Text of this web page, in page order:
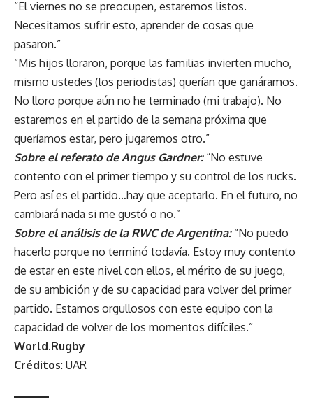
“El viernes no se preocupen, estaremos listos.
Necesitamos sufrir esto, aprender de cosas que
pasaron.”
“Mis hijos lloraron, porque las familias invierten mucho,
mismo ustedes (los periodistas) querían que ganáramos.
No lloro porque aún no he terminado (mi trabajo). No
estaremos en el partido de la semana próxima que
queríamos estar, pero jugaremos otro.”
Sobre el referato de Angus Gardner: “No estuve
contento con el primer tiempo y su control de los rucks.
Pero así es el partido…hay que aceptarlo. En el futuro, no
cambiará nada si me gustó o no.”
Sobre el análisis de la RWC de Argentina: “No puedo
hacerlo porque no terminó todavía. Estoy muy contento
de estar en este nivel con ellos, el mérito de su juego,
de su ambición y de su capacidad para volver del primer
partido. Estamos orgullosos con este equipo con la
capacidad de volver de los momentos difíciles.”
World.Rugby
Créditos: UAR